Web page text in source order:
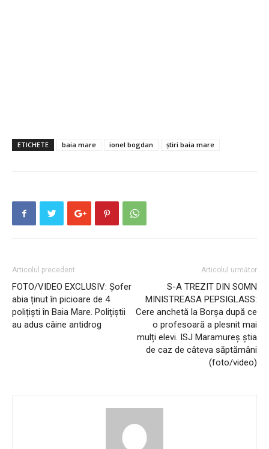
ETICHETE baia mare ionel bogdan știri baia mare
Articolul precedent
FOTO/VIDEO EXCLUSIV: Șofer
abia ținut în picioare de 4
polițiști în Baia Mare. Polițiștii
au adus câine antidrog
Articolul următor
S-A TREZIT DIN SOMN
MINISTREASA PEPSIGLASS:
Cere anchetă la Borșa după ce
o profesoară a plesnit mai
mulți elevi. ISJ Maramureș știa
de caz de câteva săptămâni
(foto/video)